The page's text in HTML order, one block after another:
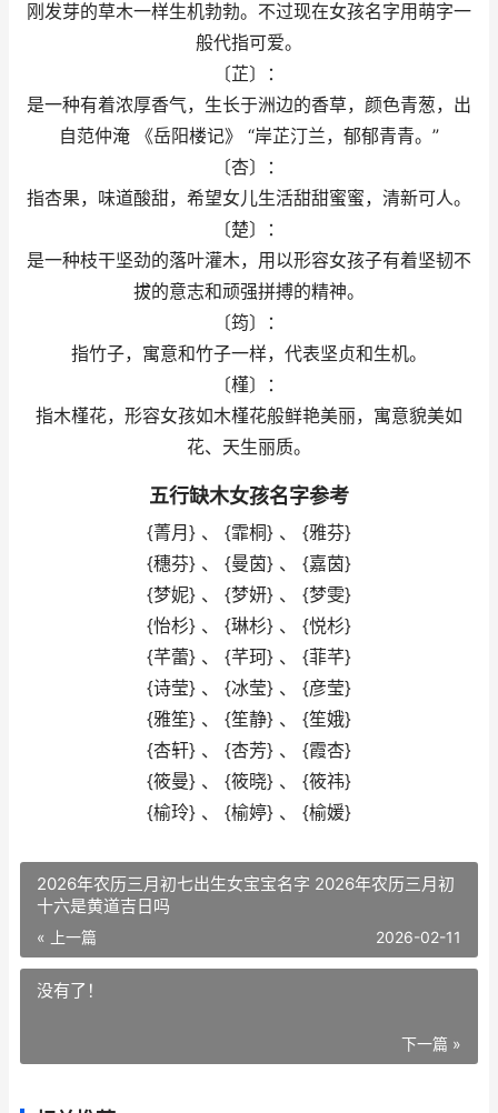
刚发芽的草木一样生机勃勃。不过现在女孩名字用萌字一
般代指可爱。
〔芷〕：
是一种有着浓厚香气，生长于洲边的香草，颜色青葱，出
自范仲淹 《岳阳楼记》 “岸芷汀兰，郁郁青青。”
〔杏〕：
指杏果，味道酸甜，希望女儿生活甜甜蜜蜜，清新可人。
〔楚〕：
是一种枝干坚劲的落叶灌木，用以形容女孩子有着坚韧不
拔的意志和顽强拼搏的精神。
〔筠〕：
指竹子，寓意和竹子一样，代表坚贞和生机。
〔槿〕：
指木槿花，形容女孩如木槿花般鲜艳美丽，寓意貌美如
花、天生丽质。
五行缺木女孩名字参考
{菁月} 、 {霏桐} 、 {雅芬}
{穗芬} 、 {曼茵} 、 {嘉茵}
{梦妮} 、 {梦妍} 、 {梦雯}
{怡杉} 、 {琳杉} 、 {悦杉}
{芊蕾} 、 {芊珂} 、 {菲芊}
{诗莹} 、 {冰莹} 、 {彦莹}
{雅笙} 、 {笙静} 、 {笙娥}
{杏轩} 、 {杏芳} 、 {霞杏}
{筱曼} 、 {筱晓} 、 {筱祎}
{榆玲} 、 {榆婷} 、 {榆媛}
2026年农历三月初七出生女宝宝名字 2026年农历三月初
十六是黄道吉日吗
« 上一篇 2026-02-11
没有了！
下一篇 »